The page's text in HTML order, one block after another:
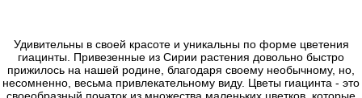
Удивительны в своей красоте и уникальны по форме цветения
гиацинты. Привезенные из Сирии растения довольно быстро
прижилось на нашей родине, благодаря своему необычному, но,
несомненно, весьма привлекательному виду. Цветы гиацинта - это